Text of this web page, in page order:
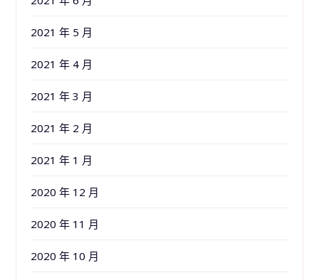
2021 年 5 月
2021 年 4 月
2021 年 3 月
2021 年 2 月
2021 年 1 月
2020 年 12 月
2020 年 11 月
2020 年 10 月